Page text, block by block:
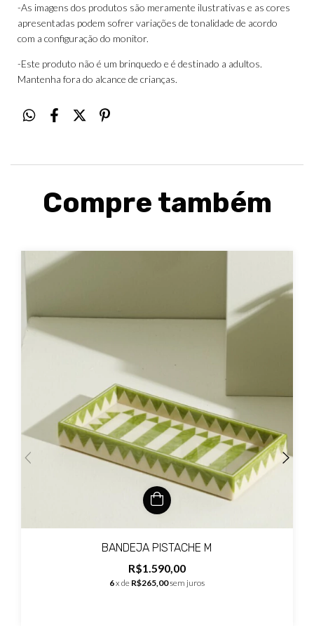
-As imagens dos produtos são meramente ilustrativas e as cores
apresentadas podem sofrer variações de tonalidade de acordo
com a configuração do monitor.
-Este produto não é um brinquedo e é destinado a adultos.
Mantenha fora do alcance de crianças.
Compre também
BANDEJA PISTACHE M
R$1.590,00
6x de R$265,00sem juros